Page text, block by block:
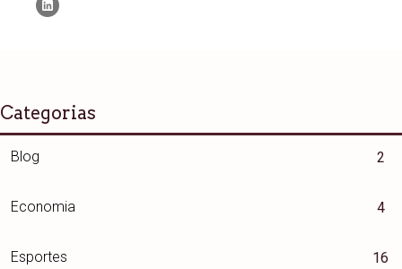
Categorias
Blog 2
Economia 4
Esportes 16